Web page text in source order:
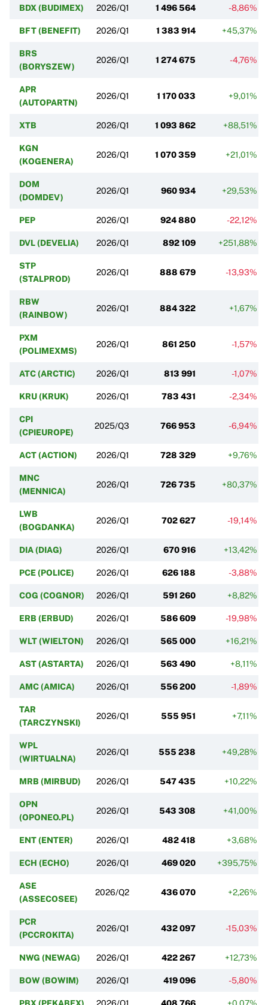
BDX (BUDIMEX) 2026/Q1 1 496 564 -8,86%
BFT (BENEFIT) 2026/Q1 1 383 914 +45,37%
BRS
(BORYSZEW)
2026/Q1 1 274 675 -4,76%
APR
(AUTOPARTN)
2026/Q1 1 170 033 +9,01%
XTB 2026/Q1 1 093 862 +88,51%
KGN
(KOGENERA)
2026/Q1 1 070 359 +21,01%
DOM
(DOMDEV)
2026/Q1 960 934 +29,53%
PEP 2026/Q1 924 880 -22,12%
DVL (DEVELIA) 2026/Q1 892 109 +251,88%
STP
(STALPROD)
2026/Q1 888 679 -13,93%
RBW
(RAINBOW)
2026/Q1 884 322 +1,67%
PXM
(POLIMEXMS)
2026/Q1 861 250 -1,57%
ATC (ARCTIC) 2026/Q1 813 991 -1,07%
KRU (KRUK) 2026/Q1 783 431 -2,34%
CPI
(CPIEUROPE)
2025/Q3 766 953 -6,94%
ACT (ACTION) 2026/Q1 728 329 +9,76%
MNC
(MENNICA)
2026/Q1 726 735 +80,37%
LWB
(BOGDANKA)
2026/Q1 702 627 -19,14%
DIA (DIAG) 2026/Q1 670 916 +13,42%
PCE (POLICE) 2026/Q1 626 188 -3,88%
COG (COGNOR) 2026/Q1 591 260 +8,82%
ERB (ERBUD) 2026/Q1 586 609 -19,98%
WLT (WIELTON) 2026/Q1 565 000 +16,21%
AST (ASTARTA) 2026/Q1 563 490 +8,11%
AMC (AMICA) 2026/Q1 556 200 -1,89%
TAR
(TARCZYNSKI)
2026/Q1 555 951 +7,11%
WPL
(WIRTUALNA)
2026/Q1 555 238 +49,28%
MRB (MIRBUD) 2026/Q1 547 435 +10,22%
OPN
(OPONEO.PL)
2026/Q1 543 308 +41,00%
ENT (ENTER) 2026/Q1 482 418 +3,68%
ECH (ECHO) 2026/Q1 469 020 +395,75%
ASE
(ASSECOSEE)
2026/Q2 436 070 +2,26%
PCR
(PCCROKITA)
2026/Q1 432 097 -15,03%
NWG (NEWAG) 2026/Q1 422 267 +12,73%
BOW (BOWIM) 2026/Q1 419 096 -5,80%
PBX (PEKABEX) 2026/Q1 408 766 +0,07%